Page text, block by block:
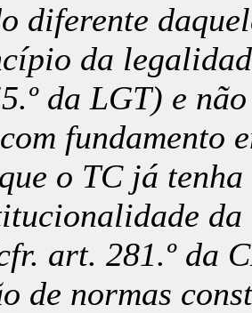
diferente
da
da LGT) e
fundamento
o TC já
art. 281.º da
de normas